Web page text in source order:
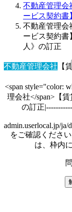
不動産管理会
ービス契約書
不動産管理会
ービス契約書
人》の訂正
不動産管理会社 【
<span style="color:
理会社</span>【
の訂正
admin.userlocal.jp/ja/
をご確認くださ
は、枠内